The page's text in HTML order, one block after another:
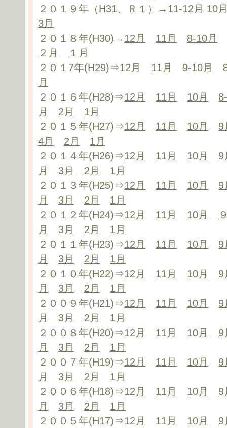
２０１９年（H31、Ｒ１）→ 11-12月 10
3月
２０１８年(H30)→ 12月 11月
8-10月
２月
１月
２０１7年(H29)⇒12月 11月 9-10月
月
２０１６年(H28)⇒12月 11月 10月
月
2月
1月
２０１５年(H27)⇒12月 11月 10月
9
4月
2月
1月
２０１４年(H26)⇒12月 11月 10月
9
月
3月 2月
1月
２０１３年(H25)⇒12月 11月 10月
9
月
3月 2月
1月
２０１２年(H24)⇒12月 11月 10月
月
3月 2月
1月
２０１１年(H23)⇒12月 11月 10月
9
月
3月 2月
1月
２０１０年(H22)⇒12月 11月 10月
9
月
3月 2月
1月
２００９年(H21)⇒12月 11月 10月
9
月
3月 2月
1月
２００８年(H20)⇒12月 11月 10月
9
月
3月 2月
1月
２００７年(H19)⇒12月 11月 10月
9
月
3月 2月
1月
２００６年(H18)⇒12月 11月 10月
9
月
3月 2月
1月
２００５年(H17)⇒12月 11月 10月 9